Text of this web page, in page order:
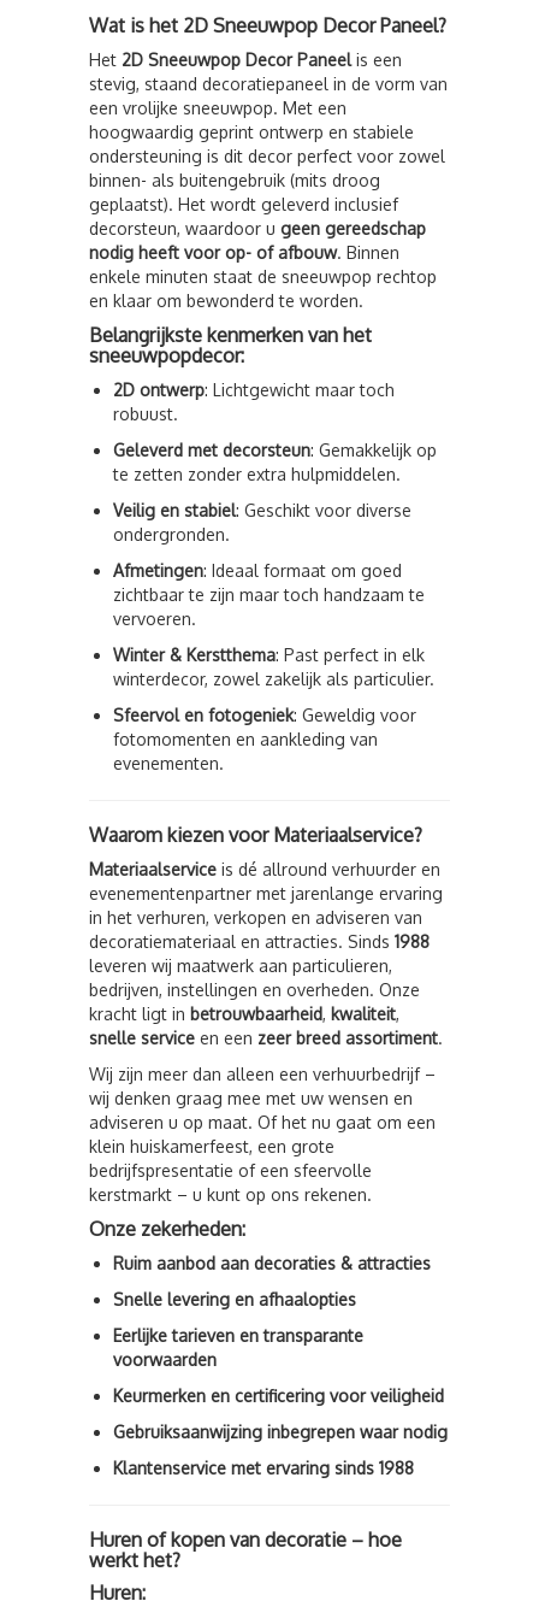
Wat is het 2D Sneeuwpop Decor Paneel?
Het 2D Sneeuwpop Decor Paneelis een
stevig, staand decoratiepaneel in de vorm van
een vrolijke sneeuwpop. Met een
hoogwaardig geprint ontwerp en stabiele
ondersteuning is dit decor perfect voor zowel
binnen- als buitengebruik (mits droog
geplaatst). Het wordt geleverd inclusief
decorsteun, waardoor u geen gereedschap
nodig heeft voor op- of afbouw. Binnen
enkele minuten staat de sneeuwpop rechtop
en klaar om bewonderd te worden.
Belangrijkste kenmerken van het
sneeuwpopdecor:
2D ontwerp: Lichtgewicht maar toch
robuust.
Geleverd met decorsteun: Gemakkelijk op
te zetten zonder extra hulpmiddelen.
Veilig en stabiel: Geschikt voor diverse
ondergronden.
Afmetingen: Ideaal formaat om goed
zichtbaar te zijn maar toch handzaam te
vervoeren.
Winter & Kerstthema: Past perfect in elk
winterdecor, zowel zakelijk als particulier.
Sfeervol en fotogeniek: Geweldig voor
fotomomenten en aankleding van
evenementen.
Waarom kiezen voor Materiaalservice?
Materiaalservice is dé allround verhuurder en
evenementenpartner met jarenlange ervaring
in het verhuren, verkopen en adviseren van
decoratiemateriaal en attracties. Sinds 1988
leveren wij maatwerk aan particulieren,
bedrijven, instellingen en overheden. Onze
kracht ligt in betrouwbaarheid, kwaliteit,
snelle service en een zeer breed assortiment.
Wij zijn meer dan alleen een verhuurbedrijf –
wij denken graag mee met uw wensen en
adviseren u op maat. Of het nu gaat om een
klein huiskamerfeest, een grote
bedrijfspresentatie of een sfeervolle
kerstmarkt – u kunt op ons rekenen.
Onze zekerheden:
Ruim aanbod aan decoraties & attracties
Snelle levering en afhaalopties
Eerlijke tarieven en transparante
voorwaarden
Keurmerken en certificering voor veiligheid
Gebruiksaanwijzing inbegrepen waar nodig
Klantenservice met ervaring sinds 1988
Huren of kopen van decoratie – hoe
werkt het?
Huren: